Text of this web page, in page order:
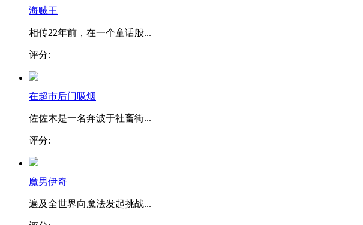
海贼王
相传22年前，在一个童话般...
评分:
在超市后门吸烟
佐佐木是一名奔波于社畜街...
评分:
魔男伊奇
遍及全世界向魔法发起挑战...